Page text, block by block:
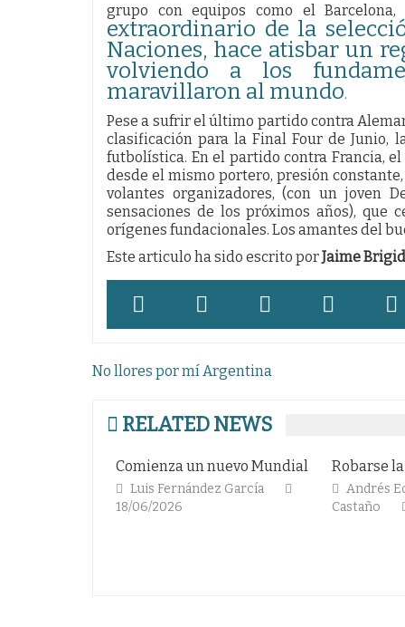
grupo con equipos como el
extraordinario de la
Naciones, hace atisbar un
volviendo a los
maravillaron al mundo.
Pese a sufrir el último partido contra
clasificación para la Final Four de Junio,
futbolística. En el partido contra Francia,
desde el mismo portero, presión
volantes organizadores, (con un joven
sensaciones de los próximos años), que
orígenes fundacionales. Los amantes del
Este articulo ha sido escrito porJaime
Navegación
entradas
No llores por mí Argentina
RELATED NEWS
Comienza un nuevo Mundial
Luis Fernández García
18/06/2026
Robarse la
Andrés Eduardo
Castaño
06/